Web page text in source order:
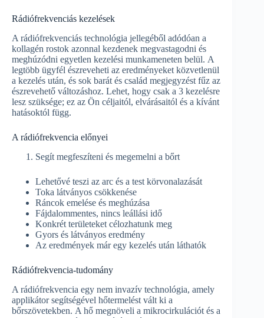
Rádiófrekvenciás kezelések
A rádiófrekvenciás technológia jellegéből adódóan a
kollagén rostok azonnal kezdenek megvastagodni és
meghúzódni egyetlen kezelési munkameneten belül. A
legtöbb ügyfél észreveheti az eredményeket közvetlenül
a kezelés után, és sok barát és család megjegyzést fűz az
észrevehető változáshoz. Lehet, hogy csak a 3 kezelésre
lesz szüksége; ez az Ön céljaitól, elvárásaitól és a kívánt
hatásoktól függ.
A rádiófrekvencia előnyei
Segít megfeszíteni és megemelni a bőrt
Lehetővé teszi az arc és a test körvonalazását
Toka látványos csökkenése
Ráncok emelése és meghúzása
Fájdalommentes, nincs leállási idő
Konkrét területeket célozhatunk meg
Gyors és látványos eredmény
Az eredmények már egy kezelés után láthatók
Rádiófrekvencia-tudomány
A rádiófrekvencia egy nem invazív technológia, amely
applikátor segítségével hőtermelést vált ki a
bőrszövetekben. A hő megnöveli a mikrocirkulációt és a